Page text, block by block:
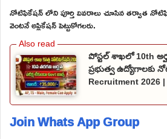
నోటిఫికేషన్ లోని పూర్తి వివరాలు చూసిన తర్వాత
వెంటనే అప్లికేషన్ పెట్టుకోగలరు.
పోస్టల్ శాఖలో 10th
ప్రభుత్వ ఉద్యోగాలకు
Recruitment 2026
Join Whats App Group